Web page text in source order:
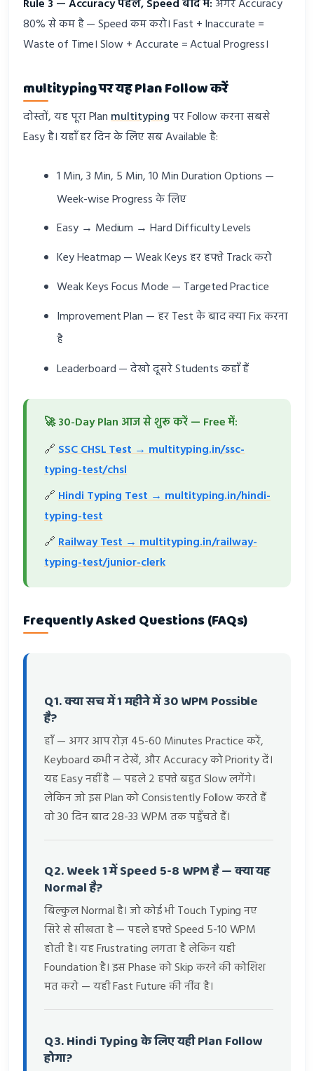
Rule 3 — Accuracy पहले, Speed बाद में: अगर Accuracy
80% से कम है — Speed कम करो। Fast + Inaccurate =
Waste of Time। Slow + Accurate = Actual Progress।
multityping पर यह Plan Follow करें
दोस्तों, यह पूरा Planmultitypingपर Follow करना सबसे
Easy है। यहाँ हर दिन के लिए सब Available है:
1 Min, 3 Min, 5 Min, 10 Min Duration Options —
Week-wise Progress के लिए
Easy → Medium → Hard Difficulty Levels
Key Heatmap — Weak Keys हर हफ्ते Track करो
Weak Keys Focus Mode — Targeted Practice
Improvement Plan — हर Test के बाद क्या Fix करना
है
Leaderboard — देखो दूसरे Students कहाँ हैं
🚀 30-Day Plan आज से शुरू करें — Free में:
🔗SSC CHSL Test → multityping.in/ssc-
typing-test/chsl
🔗Hindi Typing Test → multityping.in/hindi-
typing-test
🔗Railway Test → multityping.in/railway-
typing-test/junior-clerk
Frequently Asked Questions (FAQs)
Q1. क्या सच में 1 महीने में 30 WPM Possible
है?
हाँ — अगर आप रोज़ 45-60 Minutes Practice करें,
Keyboard कभी न देखें, और Accuracy को Priority दें।
यह Easy नहीं है — पहले 2 हफ्ते बहुत Slow लगेंगे।
लेकिन जो इस Plan को Consistently Follow करते हैं
वो 30 दिन बाद 28-33 WPM तक पहुँचते हैं।
Q2. Week 1 में Speed 5-8 WPM है — क्या यह
Normal है?
बिल्कुल Normal है। जो कोई भी Touch Typing नए
सिरे से सीखता है — पहले हफ्ते Speed 5-10 WPM
होती है। यह Frustrating लगता है लेकिन यही
Foundation है। इस Phase को Skip करने की कोशिश
मत करो — यही Fast Future की नींव है।
Q3. Hindi Typing के लिए यही Plan Follow
होगा?